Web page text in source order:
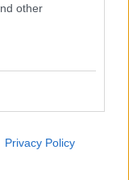
other
Privacy Policy